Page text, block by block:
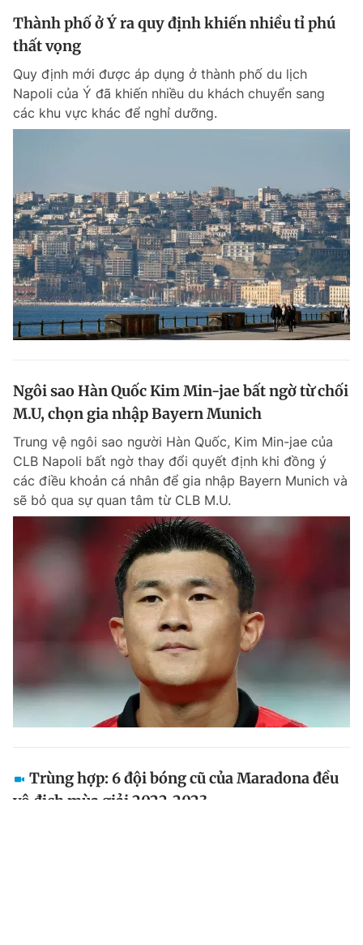
Thành phố ở Ý ra quy định khiến nhiều tỉ phú
thất vọng
Quy định mới được áp dụng ở thành phố du lịch
Napoli của Ý đã khiến nhiều du khách chuyển sang
các khu vực khác để nghỉ dưỡng.
Ngôi sao Hàn Quốc Kim Min-jae bất ngờ từ chối
M.U, chọn gia nhập Bayern Munich
Trung vệ ngôi sao người Hàn Quốc, Kim Min-jae của
CLB Napoli bất ngờ thay đổi quyết định khi đồng ý
các điều khoản cá nhân để gia nhập Bayern Munich và
sẽ bỏ qua sự quan tâm từ CLB M.U.
Trùng hợp: 6 đội bóng cũ của Maradona đều
vô địch mùa giải 2022-2023